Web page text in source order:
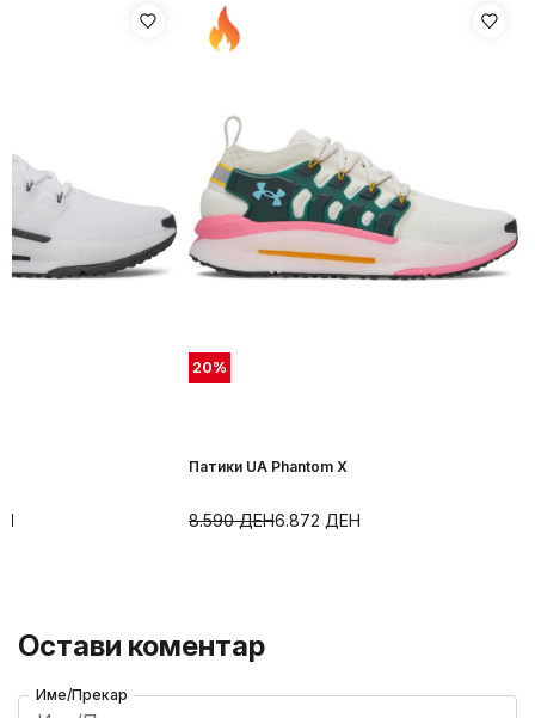
20%
Патики UA Phantom X
6.872 ДЕН
8.590ДЕН
Остави коментар
Име/Прекар